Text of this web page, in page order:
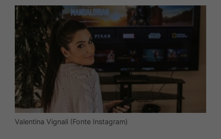
Valentina Vignali (Fonte Instagram)